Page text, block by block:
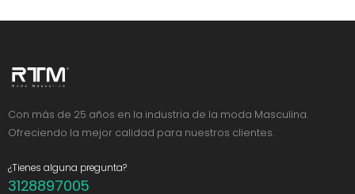
Con más de 25 años en la industria de la moda Masculina.
Ofreciendo la mejor calidad para nuestros clientes.
¿Tienes alguna pregunta?
3128897005